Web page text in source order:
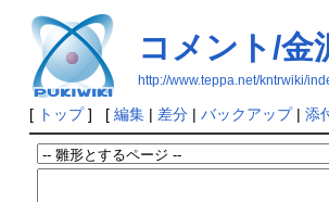
コメント/金
http://www.teppa.net/kntrwiki/
[ トップ] [ 編集| 差分| バックアップ| 添